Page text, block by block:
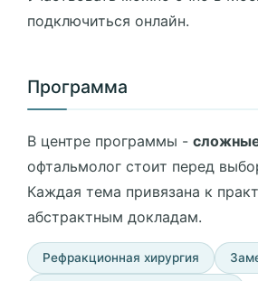
подключиться онлайн.
Программа
В центре программы -
офтальмолог стоит перед
Каждая тема привязана к
абстрактным докладам.
Рефракционная хирургия